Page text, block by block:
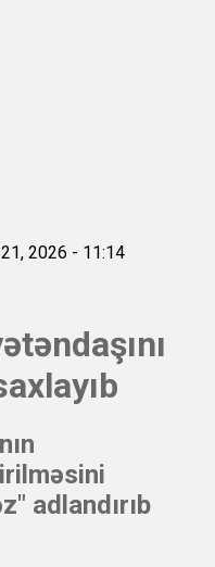
2026 - 11:14
adlandırıb